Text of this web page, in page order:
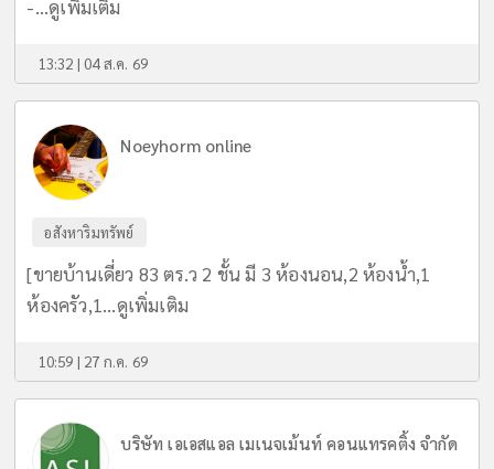
-...ดูเพิ่มเติม
13:32 | 04 ส.ค. 69
Noeyhorm online
อสังหาริมทรัพย์
[ขายบ้านเดี่ยว 83 ตร.ว 2 ชั้น มี 3 ห้องนอน,2 ห้องน้ำ,1
ห้องครัว,1...ดูเพิ่มเติม
10:59 | 27 ก.ค. 69
บริษัท เอเอสแอล เมเนจเม้นท์ คอนแทรคติ้ง จำกัด